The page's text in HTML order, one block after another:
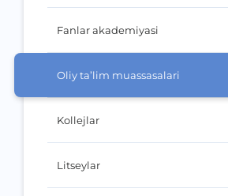
Fanlar akademiyasi
Oliy ta’lim muassasalari
Kollejlar
Litseylar